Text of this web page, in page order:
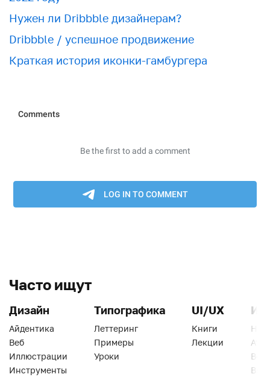
Нужен ли Dribbble дизайнерам?
Dribbble / успешное продвижение
Краткая история иконки-гамбургера
Часто ищут
Дизайн
Айдентика
Веб
Иллюстрации
Инструменты
Типографика
Леттеринг
Примеры
Уроки
UI/UX
Книги
Лекции
Веб